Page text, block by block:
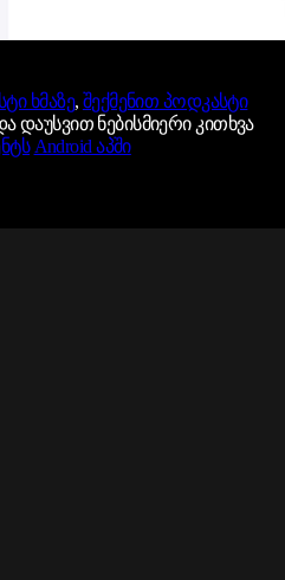
ხმაზე, შექმენით პოდკასტი
დაუსვით ნებისმიერი კითხვა
Android აპში